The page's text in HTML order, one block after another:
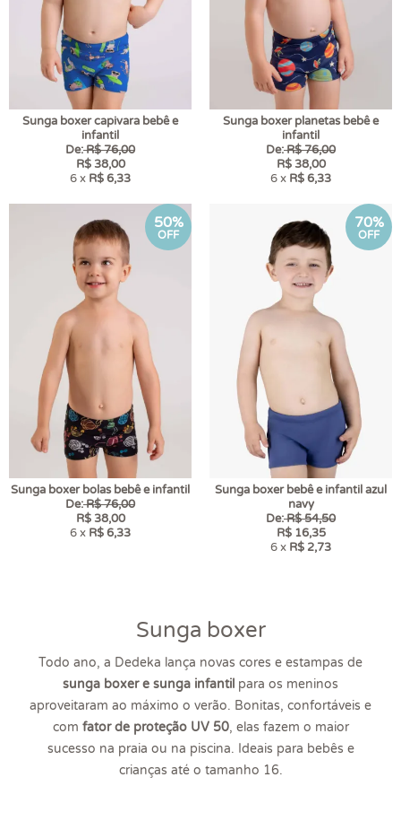
Sunga boxer capivara bebê e
infantil
De:R$ 76,00
R$ 38,00
6 x R$ 6,33
Sunga boxer planetas bebê e
infantil
De:R$ 76,00
R$ 38,00
6 x R$ 6,33
50%
OFF
Sunga boxer bolas bebê e infantil
De:R$ 76,00
R$ 38,00
6 x R$ 6,33
70%
OFF
Sunga boxer bebê e infantil azul
navy
De:R$ 54,50
R$ 16,35
6 x R$ 2,73
Sunga boxer
Todo ano, a Dedeka lança novas cores e estampas de
sunga boxer e sunga infantil para os meninos
aproveitaram ao máximo o verão. Bonitas, confortáveis e
com fator de proteção UV 50, elas fazem o maior
sucesso na praia ou na piscina. Ideais para bebês e
crianças até o tamanho 16.